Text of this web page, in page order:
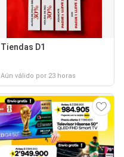
Tiendas D1
Aún válido por 23 horas